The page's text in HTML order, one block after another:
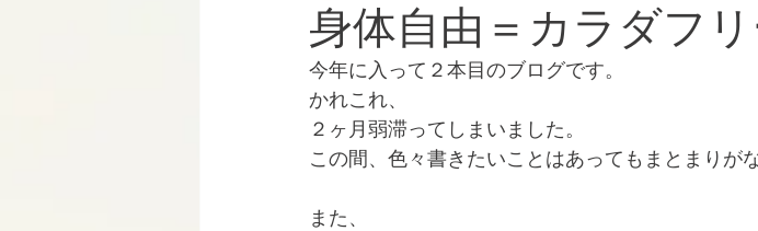
RWC2019 ラグビー カラダフリー
ボクシング YouTube 身体メンテ ヨガ 腰痛予
身体自由＝カラダフ
今年に入って２本目のブログです。
かれこれ、
２ヶ月弱滞ってしまいました。
この間、色々書きたいことはあってもまとまりがな
また、